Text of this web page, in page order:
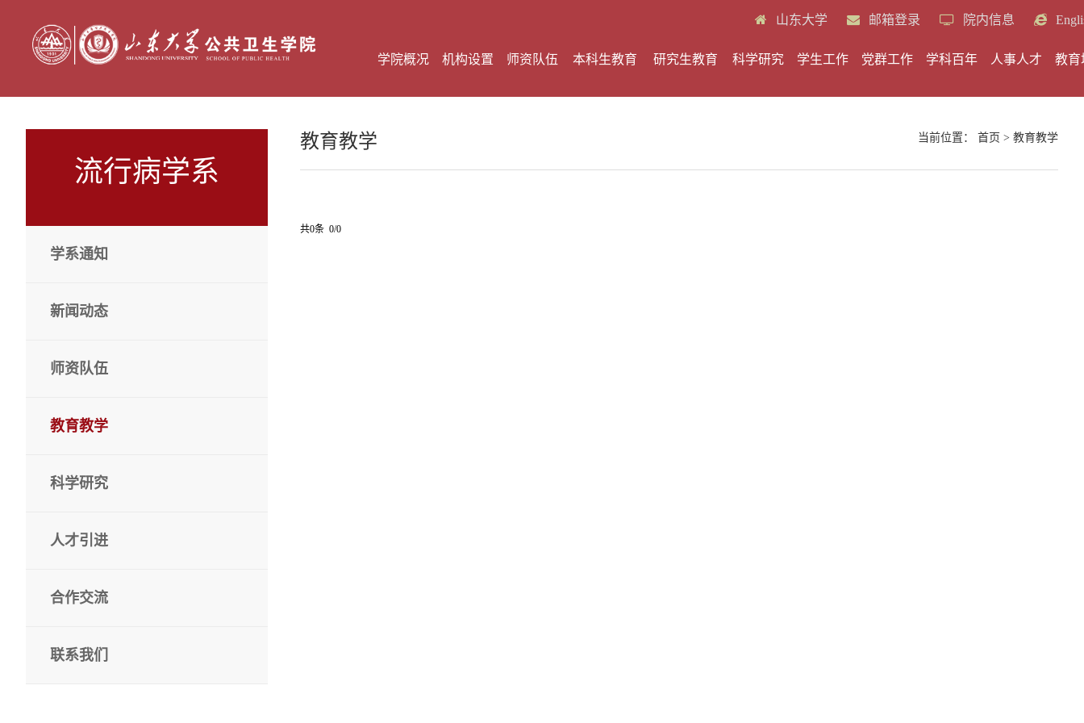
山东大学 邮箱登录 院内信息
学院概况 机构设置 师资队伍 本科生教育 研究生教育 科学研究 学生工作 党群工作 学科百年 人事人才 教育
流行病学系
学系通知
新闻动态
师资队伍
教育教学
科学研究
人才引进
合作交流
联系我们
教育教学 当前位置： 首页 > 教育教学
共0条 0/0